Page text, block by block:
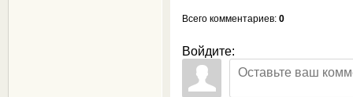
Всего комментариев: 0
Войдите: